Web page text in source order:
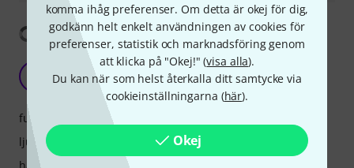
komma ihåg preferenser. Om detta är okej för dig,
godkänn helt enkelt användningen av cookies för
preferenser, statistik och marknadsföring genom
att klicka på "Okej!" (visa alla).
Du kan när som helst återkalla ditt samtycke via
cookieinställningarna (här).
Okej
Visa översättning
Very good choice!
nikolapav 10.06.2024
funktioner
ljud
hantverkskvalitet